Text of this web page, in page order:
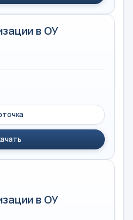
в ОУ
в ОУ